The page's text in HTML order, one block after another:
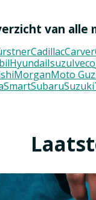
van alle
CadillacCarver
HyundaiIsuzuIveco
MorganMoto
SmartSubaruSuzuki